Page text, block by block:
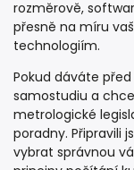
rozměrově,
přesně na míru
technologiím.
Pokud dáváte
samostudiu a
metrologické
poradny. Připravili
vybrat správnou